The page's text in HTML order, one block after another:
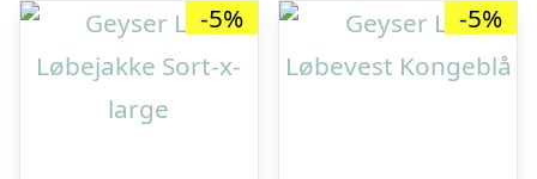
-5% -5%